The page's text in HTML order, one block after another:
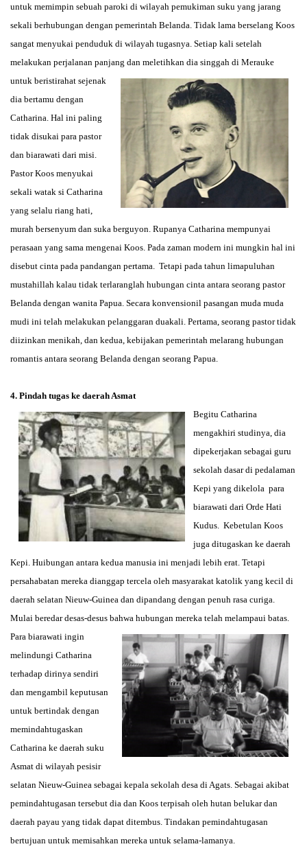
untuk memimpin sebuah paroki di wilayah pemukiman suku yang jarang
sekali berhubungan dengan pemerintah Belanda. Tidak lama berselang Koos
sangat menyukai penduduk di wilayah tugasnya. Setiap kali setelah
melakukan perjalanan panjang dan meletihkan dia singgah di Merauke
untuk beristirahat sejenak
dia bertamu dengan
Catharina. Hal ini paling
tidak disukai para pastor
dan biarawati dari misi.
Pastor Koos menyukai
sekali watak si Catharina
yang selalu riang hati,
murah bersenyum dan suka berguyon. Rupanya Catharina mempunyai
perasaan yang sama mengenai Koos. Pada zaman modern ini mungkin hal ini
disebut cinta pada pandangan pertama. Tetapi pada tahun limapuluhan
mustahillah kalau tidak terlaranglah hubungan cinta antara seorang pastor
Belanda dengan wanita Papua. Secara konvensionil pasangan muda muda
mudi ini telah melakukan pelanggaran duakali. Pertama, seorang pastor tidak
diizinkan menikah, dan kedua, kebijakan pemerintah melarang hubungan
romantis antara seorang Belanda dengan seorang Papua.
4. Pindah tugas ke daerah Asmat
Begitu Catharina
mengakhiri studinya, dia
dipekerjakan sebagai guru
sekolah dasar di pedalaman
Kepi yang dikelola para
biarawati dari Orde Hati
Kudus. Kebetulan Koos
juga ditugaskan ke daerah
Kepi. Huibungan antara kedua manusia ini menjadi lebih erat. Tetapi
persahabatan mereka dianggap tercela oleh masyarakat katolik yang kecil di
daerah selatan Nieuw-Guinea dan dipandang dengan penuh rasa curiga.
Mulai beredar desas-desus bahwa hubungan mereka telah melampaui batas.
Para biarawati ingin
melindungi Catharina
terhadap dirinya sendiri
dan mengambil keputusan
untuk bertindak dengan
memindahtugaskan
Catharina ke daerah suku
Asmat di wilayah pesisir
selatan Nieuw-Guinea sebagai kepala sekolah desa di Agats. Sebagai akibat
pemindahtugasan tersebut dia dan Koos terpisah oleh hutan belukar dan
daerah payau yang tidak dapat ditembus. Tindakan pemindahtugasan
bertujuan untuk memisahkan mereka untuk selama-lamanya.